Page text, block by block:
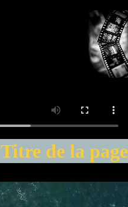
Titre de la page